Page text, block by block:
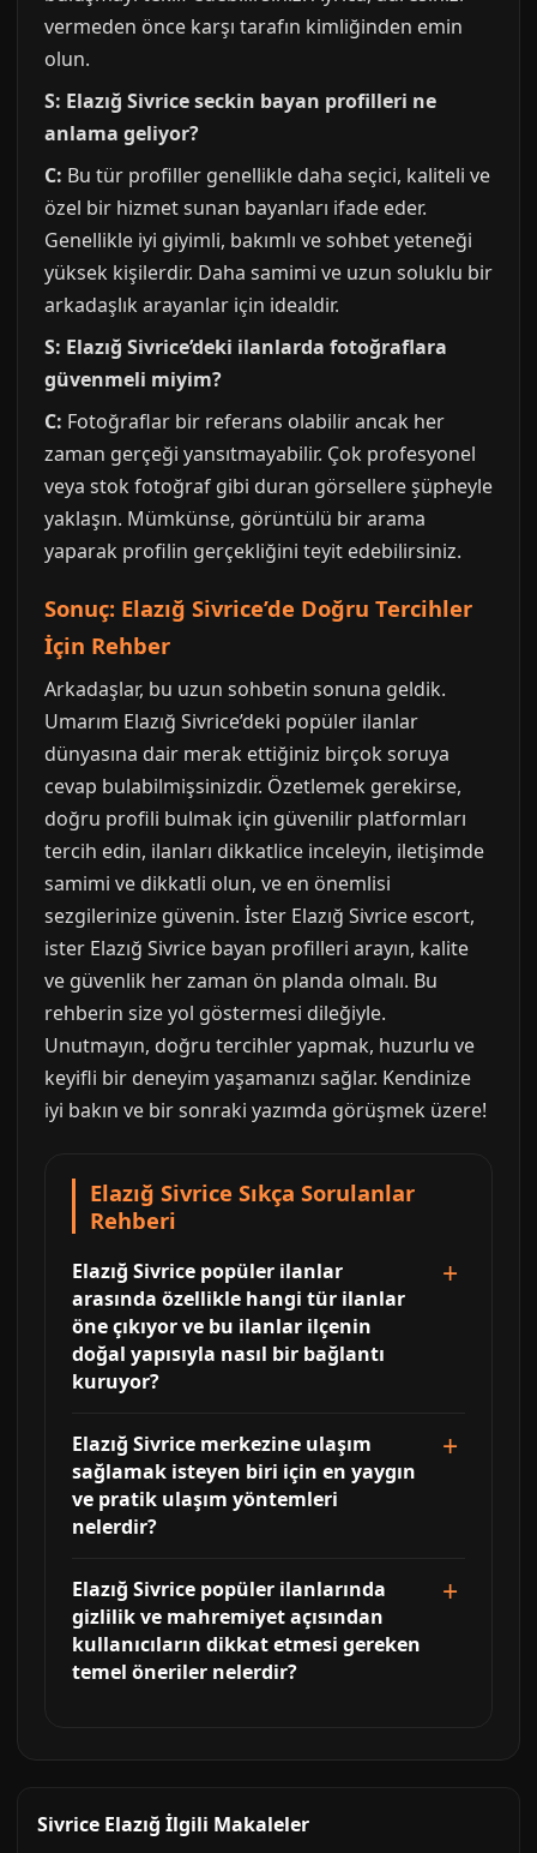
vermeden önce karşı tarafın kimliğinden emin
olun.
S: Elazığ Sivrice seckin bayan profilleri ne
anlama geliyor?
C: Bu tür profiller genellikle daha seçici, kaliteli ve
özel bir hizmet sunan bayanları ifade eder.
Genellikle iyi giyimli, bakımlı ve sohbet yeteneği
yüksek kişilerdir. Daha samimi ve uzun soluklu bir
arkadaşlık arayanlar için idealdir.
S: Elazığ Sivrice’deki ilanlarda fotoğraflara
güvenmeli miyim?
C: Fotoğraflar bir referans olabilir ancak her
zaman gerçeği yansıtmayabilir. Çok profesyonel
veya stok fotoğraf gibi duran görsellere şüpheyle
yaklaşın. Mümkünse, görüntülü bir arama
yaparak profilin gerçekliğini teyit edebilirsiniz.
Sonuç: Elazığ Sivrice’de Doğru Tercihler
İçin Rehber
Arkadaşlar, bu uzun sohbetin sonuna geldik.
Umarım Elazığ Sivrice’deki popüler ilanlar
dünyasına dair merak ettiğiniz birçok soruya
cevap bulabilmişsinizdir. Özetlemek gerekirse,
doğru profili bulmak için güvenilir platformları
tercih edin, ilanları dikkatlice inceleyin, iletişimde
samimi ve dikkatli olun, ve en önemlisi
sezgilerinize güvenin. İster Elazığ Sivrice escort,
ister Elazığ Sivrice bayan profilleri arayın, kalite
ve güvenlik her zaman ön planda olmalı. Bu
rehberin size yol göstermesi dileğiyle.
Unutmayın, doğru tercihler yapmak, huzurlu ve
keyifli bir deneyim yaşamanızı sağlar. Kendinize
iyi bakın ve bir sonraki yazımda görüşmek üzere!
Elazığ Sivrice Sıkça Sorulanlar
Rehberi
Elazığ Sivrice popüler ilanlar
arasında özellikle hangi tür ilanlar
öne çıkıyor ve bu ilanlar ilçenin
doğal yapısıyla nasıl bir bağlantı
kuruyor?
Elazığ Sivrice merkezine ulaşım
sağlamak isteyen biri için en yaygın
ve pratik ulaşım yöntemleri
nelerdir?
Elazığ Sivrice popüler ilanlarında
gizlilik ve mahremiyet açısından
kullanıcıların dikkat etmesi gereken
temel öneriler nelerdir?
Sivrice Elazığ İlgili Makaleler